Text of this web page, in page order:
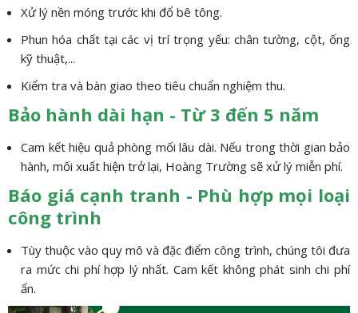
Xử lý nền móng trước khi đổ bê tông.
Phun hóa chất tại các vị trí trọng yếu: chân tường, cột, ống
kỹ thuật,...
Kiểm tra và bàn giao theo tiêu chuẩn nghiệm thu.
Bảo hành dài hạn - Từ 3 đến 5 năm
Cam kết hiệu quả phòng mối lâu dài. Nếu trong thời gian bảo
hành, mối xuất hiện trở lại, Hoàng Trường sẽ xử lý miễn phí.
Báo giá cạnh tranh - Phù hợp mọi loại
công trình
Tùy thuộc vào quy mô và đặc điểm công trình, chúng tôi đưa
ra mức chi phí hợp lý nhất. Cam kết không phát sinh chi phí
ẩn.